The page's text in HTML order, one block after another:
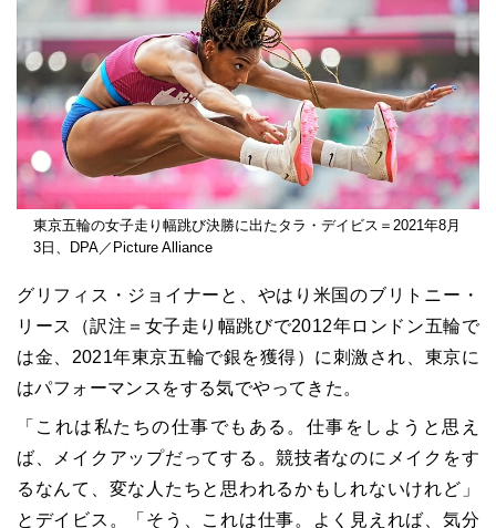
東京五輪の女子走り幅跳び決勝に出たタラ・デイビス＝2021年8月
3日、DPA／Picture Alliance
グリフィス・ジョイナーと、やはり米国のブリトニー・
リース（訳注＝女子走り幅跳びで2012年ロンドン五輪で
は金、2021年東京五輪で銀を獲得）に刺激され、東京に
はパフォーマンスをする気でやってきた。
「これは私たちの仕事でもある。仕事をしようと思え
ば、メイクアップだってする。競技者なのにメイクをす
るなんて、変な人たちと思われるかもしれないけれど」
とデイビス。「そう、これは仕事。よく見えれば、気分